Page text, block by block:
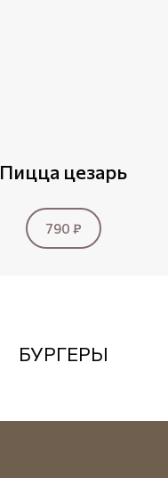
Пицца цезарь
790 ₽
БУРГЕРЫ